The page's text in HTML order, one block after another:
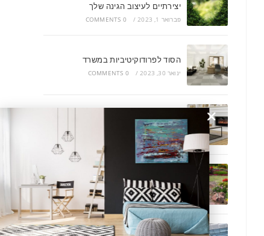
יצירתיים לעיצוב הגינה שלך
פברואר 1, 2023 /
0 COMMENTS
הסוד לפרודוקיטיביות במשרד
ינואר 30, 2023 /
0 COMMENTS
ליותר מזמין
ינואר 30, 2023 /
ינואר 30, 2023 /
0 COMMENTS
להכין את היסודות: איך מתכננים בניית